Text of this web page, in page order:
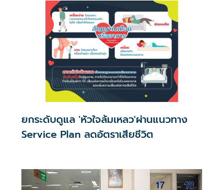
ยกระดับดูแล 'หัวใจล้มเหลว'ผ่านแนวทาง
Service Plan ลดอัตราเสียชีวิต